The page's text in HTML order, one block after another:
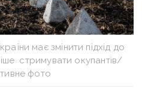
має змінити підхід до
стримувати окупантів/
фото